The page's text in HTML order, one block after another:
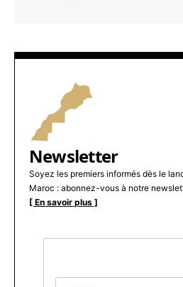
Newsletter
Soyez les premiers informés dès le
Maroc : abonnez-vous à notre
[ En savoir plus ]